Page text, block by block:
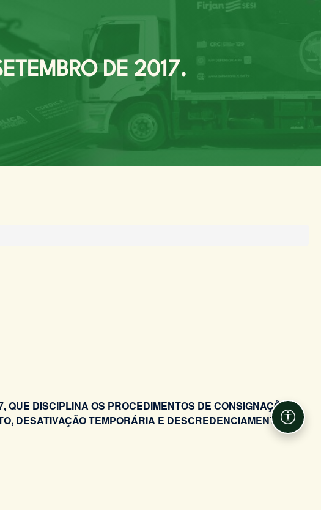
DE 2017.
DISCIPLINA OS PROCEDIMENTOS DE CONSIGNAÇÕES
DESATIVAÇÃO TEMPORÁRIA E DESCREDENCIAMENTO DE